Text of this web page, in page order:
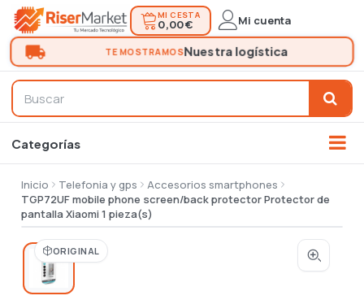
MI CESTA
0,00 € Mi cuenta
Inicio Telefonia y gps
Accesorios smartphones
TGP72UF mobile phone screen/back protector Protector de
pantalla Xiaomi 1 pieza(s)
ORIGINAL